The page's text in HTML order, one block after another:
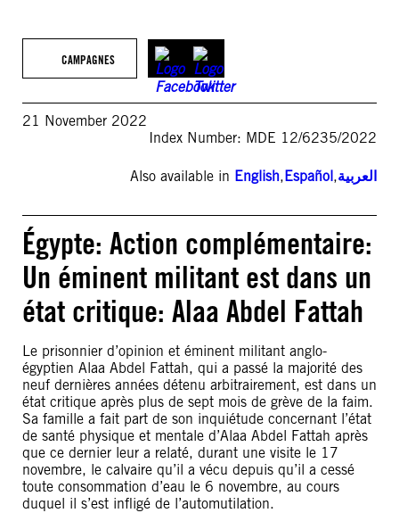
CAMPAGNES
21 November 2022
Index Number: MDE 12/6235/2022
Also available in English,Español,العربية
Égypte: Action complémentaire:
Un éminent militant est dans un
état critique: Alaa Abdel Fattah
Le prisonnier d’opinion et éminent militant anglo-
égyptien Alaa Abdel Fattah, qui a passé la majorité des
neuf dernières années détenu arbitrairement, est dans un
état critique après plus de sept mois de grève de la faim.
Sa famille a fait part de son inquiétude concernant l’état
de santé physique et mentale d’Alaa Abdel Fattah après
que ce dernier leur a relaté, durant une visite le 17
novembre, le calvaire qu’il a vécu depuis qu’il a cessé
toute consommation d’eau le 6 novembre, au cours
duquel il s’est infligé de l’automutilation.